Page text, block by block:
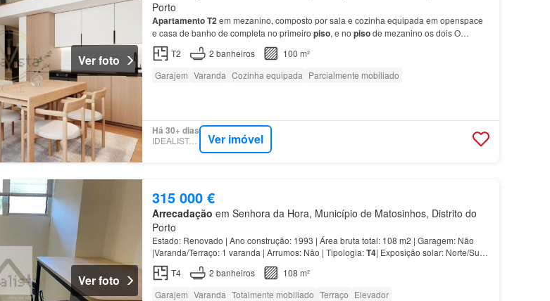
Ver foto
Porto
ApartamentoT2em mezanino, composto por sala e cozinha equipada em openspace
e casa de banho de completa no primeiro piso, e no pisode mezanino os dois O
empreendimento situa-se no centro da sra…
T2 2 banheiros
100 m²
Garajem Varanda Cozinha equipada Parcialmente mobiliado
Há 30+ dias
IDEALISTA.PT Ver imóvel
Ver foto
315 000 €
Arrecadação em Senhora da Hora, Município de Matosinhos, Distrito do
Porto
Estado: Renovado | Ano construção: 1993 | Área bruta total: 108 m2 | Garagem: Não
|Varanda/Terraço: 1 varanda | Arrumos: Não | Tipologia:T4| Exposição solar: Norte/Sul |
Piso : 1º |Elevador: Não| Casas Banho: 2 | Valor condom…
T4 2 banheiros
108 m²
Garajem Varanda Totalmente mobiliado Terraço Elevador